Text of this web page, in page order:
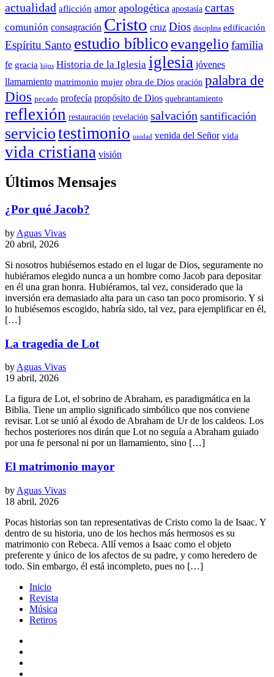
actualidad aflicción amor apologética apostasía cartas
comunión consagración Cristo cruz Dios disciplina edificación
Espíritu Santo estudio bíblico evangelio familia
fe gracia hijos Historia de la Iglesia iglesia jóvenes
llamamiento matrimonio mujer obra de Dios oración palabra de
Dios pecado profecía propósito de Dios quebrantamiento
reflexión restauración revelación salvación santificación
serviciotestimonio unidad venida del Señor vida
vida cristiana visión
Últimos Mensajes
¿Por qué Jacob?
by Aguas Vivas
20 abril, 2026
Si nosotros hubiésemos estado en el lugar de Dios, seguramente no
hubiéramos elegido nunca a un hombre como Jacob para depositar
en él una gran honra. Hubiéramos, tal vez, considerado que la
inversión era demasiado alta para un caso tan poco promisorio. Y si
lo hubiésemos escogido, habría sido, tal vez, para ejemplificar en él,
[…]
La tragedia de Lot
by Aguas Vivas
19 abril, 2026
La figura de Lot, el sobrino de Abraham, es paradigmática en la
Biblia. Tiene un amplio significado simbólico que nos conviene
revisar. Lot se unió al éxodo de Abraham de Ur de los caldeos. Los
hechos posteriores nos dirán que Lot no seguía a Abraham guiado
por una fe personal ni por un llamamiento, sino […]
El matrimonio mayor
by Aguas Vivas
18 abril, 2026
Pocas historias son tan representativas de Cristo como la de Isaac. Y
dentro de su historia, uno de los hechos más hermosos es su
matrimonio con Rebeca. Allí vemos a Isaac como el objeto
preferente y único de los afectos de su padre, y como heredero de
todo. Sin embargo, él está incompleto, pues no […]
Inicio
Revista
Música
Retiros